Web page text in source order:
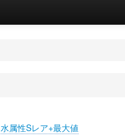
水属性Sレア+最大値